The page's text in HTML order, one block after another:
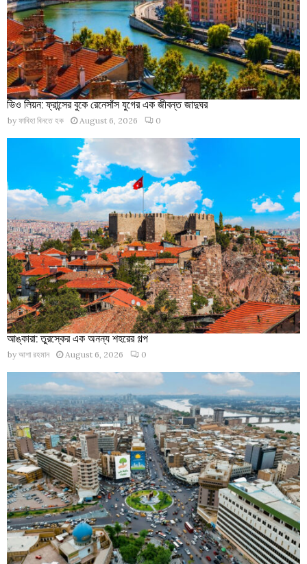
ভিও লিয়ন: ফ্রান্সের বুকে রেনেসাঁস যুগের এক জীবন্ত জাদুঘর
by ফাবিহা বিনতে হক August 6, 2026 0
আঙ্কারা: তুরস্কের এক অনন্য শহরের গল্প
by আশা রহমান August 6, 2026 0